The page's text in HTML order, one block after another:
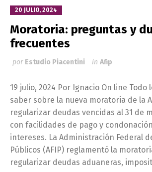
20 JULIO, 2024
Moratoria: preguntas y
frecuentes
por Estudio Piacentini in Afip
19 julio, 2024 Por Ignacio On line Todo
saber sobre la nueva moratoria de la
regularizar deudas vencidas al 31 de
con facilidades de pago y
intereses. La Administración Federal
Públicos (AFIP) reglamentó la
regularizar deudas aduaneras,